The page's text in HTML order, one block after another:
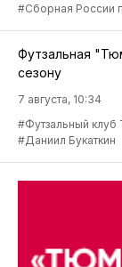
#Сборная России
Футзальная
сезону
7 августа, 10:34
#Футзальный
#Даниил Букаткин